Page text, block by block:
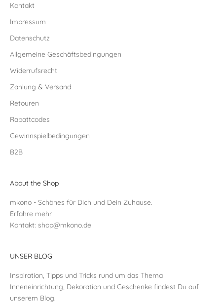
Kontakt
Impressum
Datenschutz
Allgemeine Geschäftsbedingungen
Widerrufsrecht
Zahlung & Versand
Retouren
Rabattcodes
Gewinnspielbedingungen
B2B
About the Shop
mkono - Schönes für Dich und Dein Zuhause.
Erfahre mehr
Kontakt: shop@mkono.de
UNSER BLOG
Inspiration, Tipps und Tricks rund um das Thema
Inneneinrichtung, Dekoration und Geschenke findest Du auf
unserem Blog.